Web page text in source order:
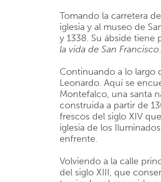
Tomando la carretera
iglesia y al museo de
y 1338. Su ábside tiene
la vida de San Francisco
Continuando a lo largo
Leonardo. Aquí se
Montefalco, una santa
construida a partir de
frescos del siglo XIV
iglesia de los
enfrente.
Volviendo a la calle
del siglo XIII, que